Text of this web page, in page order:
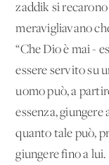
zaddik si
meravigliavano
“Che Dio è mai -
essere servito su
uomo può, a
essenza, giungere
quanto tale può,
giungere fino a lui.